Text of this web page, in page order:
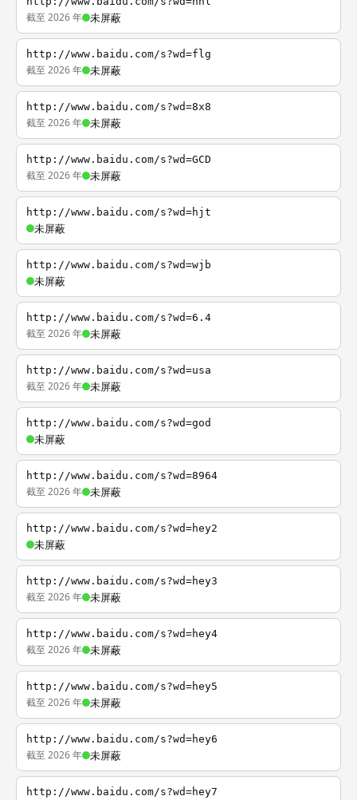
截至 2026 年 未屏蔽
http://www.baidu.com/s?wd=flg
截至 2026 年 未屏蔽
http://www.baidu.com/s?wd=8x8
截至 2026 年 未屏蔽
http://www.baidu.com/s?wd=GCD
截至 2026 年 未屏蔽
http://www.baidu.com/s?wd=hjt
未屏蔽
http://www.baidu.com/s?wd=wjb
未屏蔽
http://www.baidu.com/s?wd=6.4
截至 2026 年 未屏蔽
http://www.baidu.com/s?wd=usa
截至 2026 年 未屏蔽
http://www.baidu.com/s?wd=god
未屏蔽
http://www.baidu.com/s?wd=8964
截至 2026 年 未屏蔽
http://www.baidu.com/s?wd=hey2
未屏蔽
http://www.baidu.com/s?wd=hey3
截至 2026 年 未屏蔽
http://www.baidu.com/s?wd=hey4
截至 2026 年 未屏蔽
http://www.baidu.com/s?wd=hey5
截至 2026 年 未屏蔽
http://www.baidu.com/s?wd=hey6
截至 2026 年 未屏蔽
http://www.baidu.com/s?wd=hey7